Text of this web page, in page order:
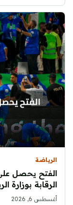
الرياضة
الفتح يحصل
الرقابة بوزارة
أغسطس 6, 2026